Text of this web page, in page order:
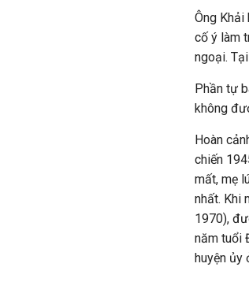
Ông
cố ý làm
ngoại.
Phần tự
không
Hoàn
chiến
mất, mẹ
nhất. Khi
1970),
năm tuổi
huyện ủy